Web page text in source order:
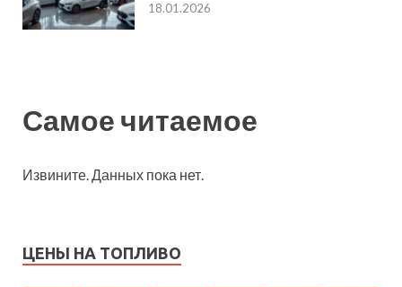
18.01.2026
Самое читаемое
Извините. Данных пока нет.
ЦЕНЫ НА ТОПЛИВО